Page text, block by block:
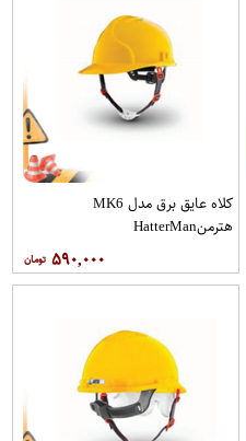
کلاه عایق برق مدل MK6
هترمنHatterMan
۵۹۰,۰۰۰